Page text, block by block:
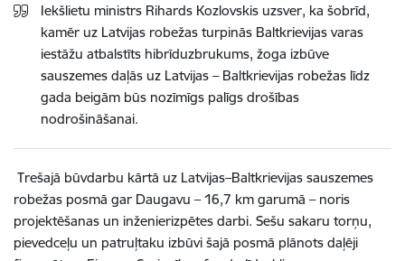
Iekšlietu ministrs Rihards Kozlovskis uzsver, ka šobrīd,
kamēr uz Latvijas robežas turpinās Baltkrievijas varas
iestāžu atbalstīts hibrīduzbrukums, žoga izbūve
sauszemes daļās uz Latvijas – Baltkrievijas robežas līdz
gada beigām būs nozīmīgs palīgs drošības
nodrošināšanai.
Trešajā būvdarbu kārtā uz Latvijas–Baltkrievijas sauszemes
robežas posmā gar Daugavu – 16,7 km garumā – noris
projektēšanas un inženierizpētes darbi. Sešu sakaru torņu,
pievedceļu un patruļtaku izbūvi šajā posmā plānots daļēji